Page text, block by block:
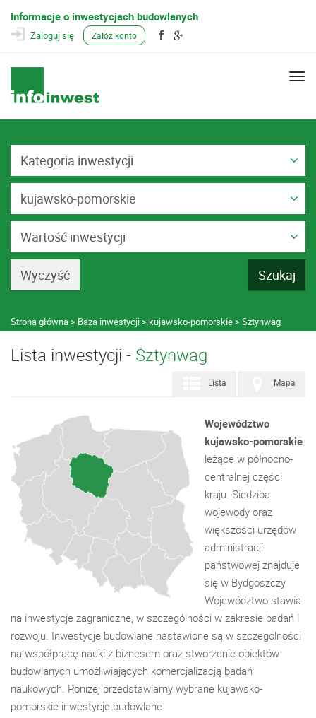
Informacje o inwestycjach budowlanych
Zaloguj się Załóż konto
Kategoria inwestycji
kujawsko-pomorskie
Wartość inwestycji
Strona główna Baza inwestycji kujawsko-pomorskie Sztynwag
Lista inwestycji - Sztynwag
Mapa
Lista
Województwo
kujawsko-pomorskie
leżące w północno-
centralnej części
kraju. Siedziba
wojewody oraz
większości urzędów
administracji
państwowej znajduje
się w Bydgoszczy.
Województwo stawia
na inwestycje zagraniczne, w szczególności w zakresie badań i
rozwoju. Inwestycje budowlane nastawione są w szczególności
na współpracę nauki z biznesem oraz stworzenie obiektów
budowlanych umożliwiających komercjalizacją badań
naukowych. Poniżej przedstawiamy wybrane kujawsko-
pomorskie inwestycje budowlane.